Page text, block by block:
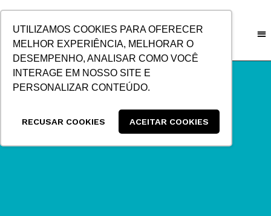
UTILIZAMOS COOKIES PARA OFERECER
MELHOR EXPERIÊNCIA, MELHORAR O
DESEMPENHO, ANALISAR COMO VOCÊ
INTERAGE EM NOSSO SITE E
PERSONALIZAR CONTEÚDO.
RECUSAR COOKIES ACEITAR COOKIES
CONTEÚDO